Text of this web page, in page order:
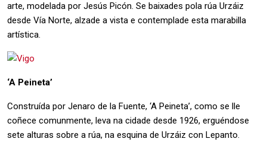
arte, modelada por Jesús Picón. Se baixades pola rúa Urzáiz
desde Vía Norte, alzade a vista e contemplade esta marabilla
artística.
‘A Peineta’
Construída por Jenaro de la Fuente, ‘A Peineta’, como se lle
coñece comunmente, leva na cidade desde 1926, erguéndose
sete alturas sobre a rúa, na esquina de Urzáiz con Lepanto.